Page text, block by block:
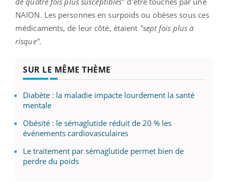
NAION. Les personnes en surpoids ou obèses sous ces
médicaments, de leur côté, étaient "sept fois plus à
risque".
SUR LE MÊME THÈME
Diabète : la maladie impacte lourdement la santé
mentale
Obésité : le sémaglutide réduit de 20 % les
événements cardiovasculaires
Le traitement par sémaglutide permet bien de
perdre du poids